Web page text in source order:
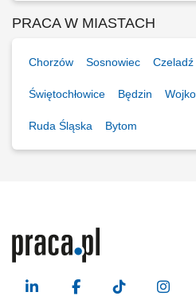
PRACA W MIASTACH
Chorzów Sosnowiec Czeladź
Świętochłowice Będzin
Ruda Śląska Bytom